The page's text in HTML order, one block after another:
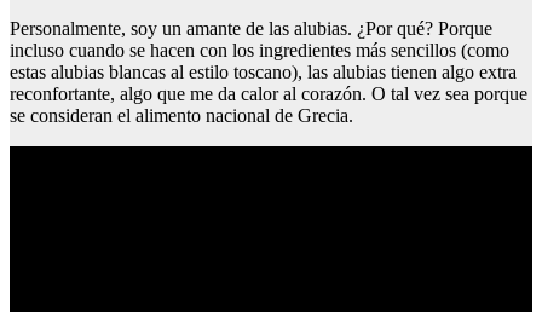
Personalmente, soy un amante de las alubias. ¿Por qué? Porque
incluso cuando se hacen con los ingredientes más sencillos (como
estas alubias blancas al estilo toscano), las alubias tienen algo extra
reconfortante, algo que me da calor al corazón. O tal vez sea porque
se consideran el alimento nacional de Grecia.